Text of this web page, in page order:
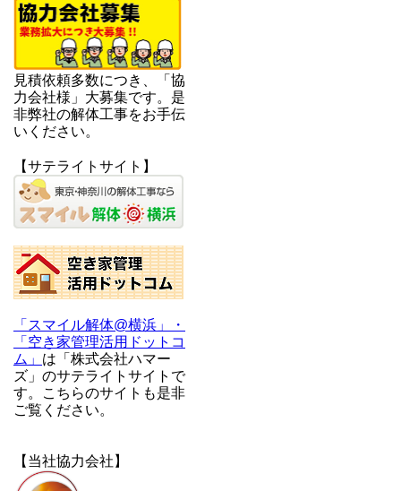
見積依頼多数につき、「協
力会社様」大募集です。是
非弊社の解体工事をお手伝
いください。
【サテライトサイト】
「スマイル解体@横浜」・
「空き家管理活用ドットコ
ム」 は「株式会社ハマー
ズ」のサテライトサイトで
す。こちらのサイトも是非
ご覧ください。
【当社協力会社】